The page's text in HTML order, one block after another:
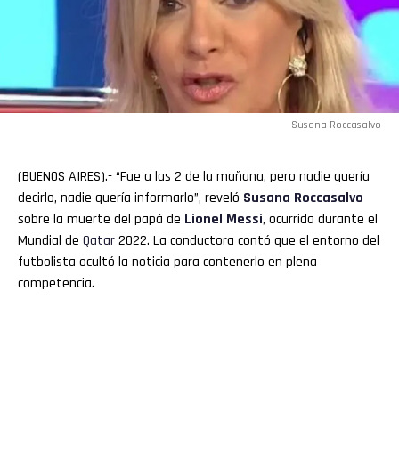
Susana Roccasalvo
(BUENOS AIRES).- “Fue a las 2 de la mañana, pero nadie quería
decirlo, nadie quería informarlo”, reveló Susana Roccasalvo
sobre la muerte del papá de Lionel Messi, ocurrida durante el
Mundial de Qatar2022. La conductora contó que el entorno del
futbolista ocultó la noticia para contenerlo en plena
competencia.